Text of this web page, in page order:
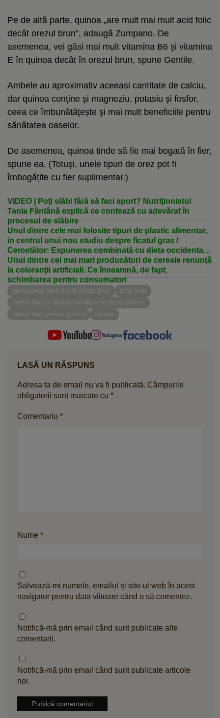
Pe de altă parte, quinoa „are mult mai mult acid folic
decât orezul brun”, adaugă Zumpano. De
asemenea, vei găsi mai mult vitamina B6 și vitamina
E în quinoa decât în orezul brun, spune Gentile.
Ambele au aproximativ aceeași cantitate de calciu,
dar quinoa conține și magneziu, potasiu și fosfor,
ceea ce îmbunătățește și mai mult beneficiile pentru
sănătatea oaselor.
De asemenea, quinoa tinde să fie mai bogată în fier,
spune ea. (Totuși, unele tipuri de orez pot fi
îmbogățite cu fier suplimentar.)
VIDEO | Poți slăbi fără să faci sport? Nutriționistul
Tania Fântână explică ce contează cu adevărat în
procesul de slăbire
Unul dintre cele mai folosite tipuri de plastic alimentar,
în centrul unui nou studiu despre ficatul gras /
Cercetător: Expunerea combinată cu dieta occidentală
a agravat efectele
Unul dintre cei mai mari producători de cereale renunță
la coloranții artificiali. Ce înseamnă, de fapt,
schimbarea pentru consumatori
guinoa mai buna decat orezul brun
orez brun
orezul brun si quinoa benefice pentru organism
orezul brun versus quinoa
quinoa
LASĂ UN RĂSPUNS
Adresa ta de email nu va fi publicată. Câmpurile
obligatorii sunt marcate cu *
Comentariu *
Nume *
Salvează-mi numele, emailul și site-ul web în acest
navigator pentru data viitoare când o să comentez.
Notifică-mă prin email când sunt publicate alte
comentarii.
Notifică-mă prin email când sunt publicate articole
noi.